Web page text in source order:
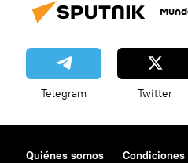
Telegram Twitter
Quiénes somos Condiciones